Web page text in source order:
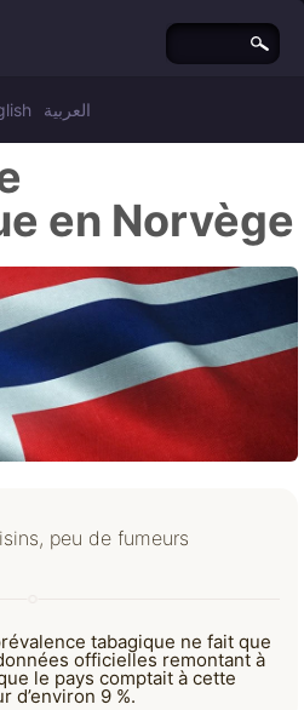
العربية
en Norvège
peu de fumeurs
tabagique ne fait que
officielles remontant à
le pays comptait à cette
d’environ 9 %.